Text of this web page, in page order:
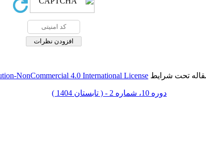
تحت شرایط NonCommercial 4.0 International License
دوره 10، شماره 2 - ( تابستان 1404 )